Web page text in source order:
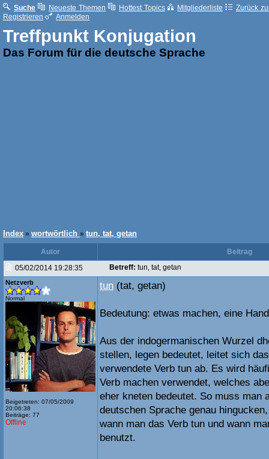
Suche Neueste Themen Hottest Topics Mitgliederliste
Zurück
Registrieren
Anmelden
Treffpunkt Konjugation
Das Forum für die deutsche Sprache
Index » wortwörtlich » tun, tat, getan
Autor
Beitrag
05/02/2014 19:28:35
Betreff: tun, tat, getan
Netzverb
Normal
Beigetreten: 07/05/2009
20:06:38
Beiträge: 77
Offline
tun (tat, getan)
Bedeutung: etwas machen, eine
Aus der indogermanischen Wurzel
stellen, legen bedeutet, leitet sich
verwendete Verb tun ab. Es wird
Verb machen verwendet, welches
eher kneten bedeutet. So muss man
deutschen Sprache genau
wann man das Verb tun und wann
benutzt.